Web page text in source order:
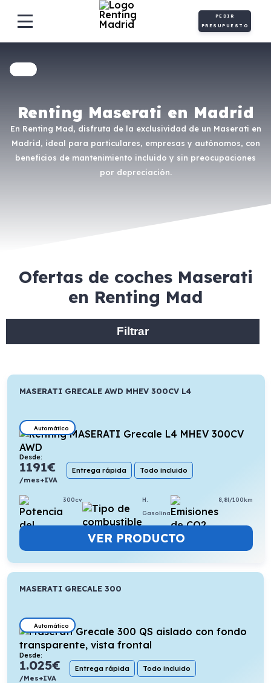
PEDIR
PRESUPUESTO
Renting Maserati en Madrid
En Renting Mad, disfruta de la exclusividad de un Maserati en
Madrid, ideal para particulares, empresas y autónomos, con
beneficios de mantenimiento incluido y sin preocupaciones
por depreciación.
Ofertas de coches Maserati
en Renting Mad
Filtrar
MASERATI GRECALE AWD MHEV 300CV L4
Automático
Desde:
1191€
/mes+IVA
Entrega rápida Todo incluido
300cv
H.
Gasolina
8,8l/100km
VER PRODUCTO
MASERATI GRECALE 300
Automático
Desde:
1.025€
/Mes+IVA
Entrega rápida Todo incluido